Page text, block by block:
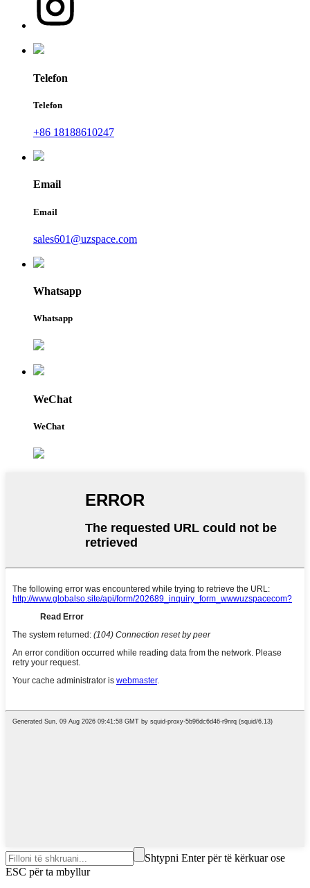
Telefon
Telefon
+86 18188610247
Email
Email
sales601@uzspace.com
Whatsapp
Whatsapp
WeChat
WeChat
Shtypni Enter për të kërkuar ose
ESC për ta mbyllur